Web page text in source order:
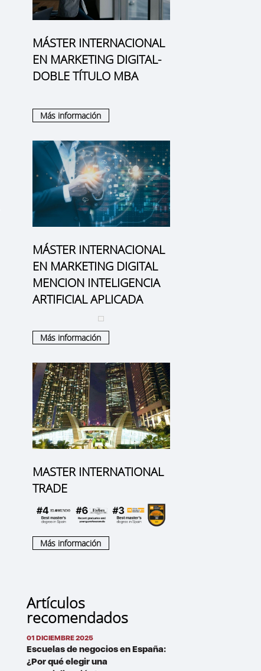
MÁSTER INTERNACIONAL
EN MARKETING DIGITAL-
DOBLE TÍTULO MBA
Más información
MÁSTER INTERNACIONAL
EN MARKETING DIGITAL
MENCION INTELIGENCIA
ARTIFICIAL APLICADA
Más información
MASTER INTERNATIONAL
TRADE
Más información
Artículos
recomendados
01 DICIEMBRE 2025
Escuelas de negocios en España:
¿Por qué elegir una